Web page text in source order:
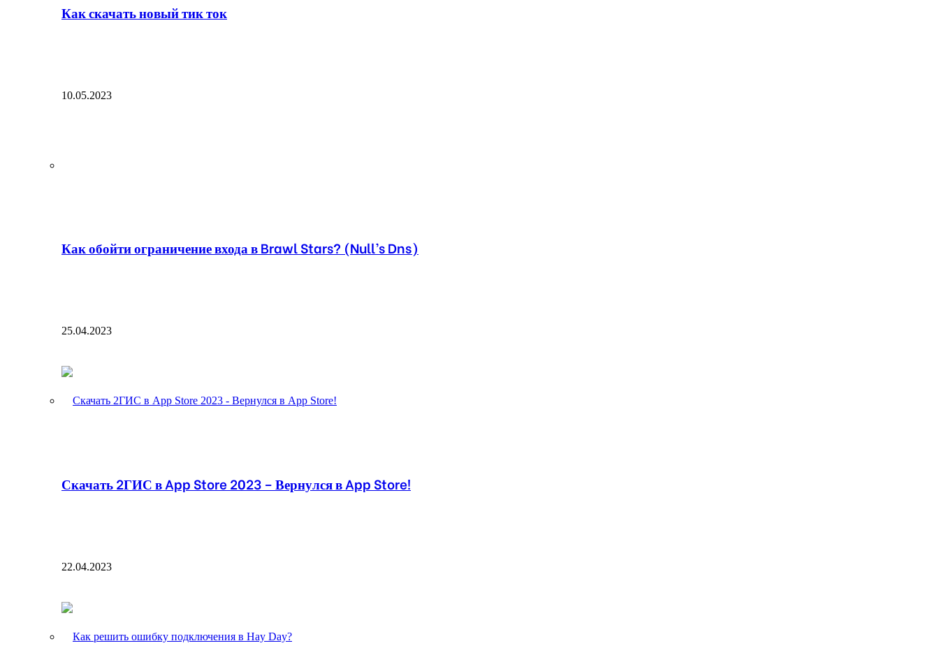
Как скачать новый тик ток
10.05.2023
Как обойти ограничение входа в Brawl Stars? (Null’s Dns)
25.04.2023
Скачать 2ГИС в App Store 2023 – Вернулся в App Store!
22.04.2023